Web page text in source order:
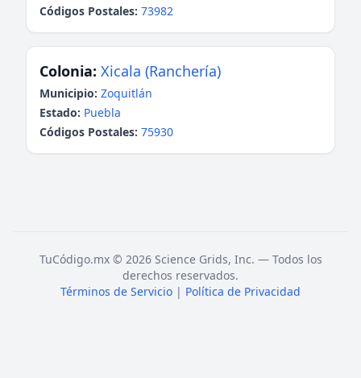
Códigos Postales: 73982
Colonia: Xicala (Ranchería)
Municipio: Zoquitlán
Estado: Puebla
Códigos Postales: 75930
TuCódigo.mx © 2026 Science Grids, Inc. — Todos los
derechos reservados.
Términos de Servicio | Política de Privacidad